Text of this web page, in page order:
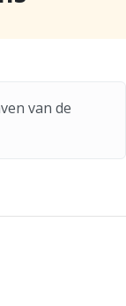
van de